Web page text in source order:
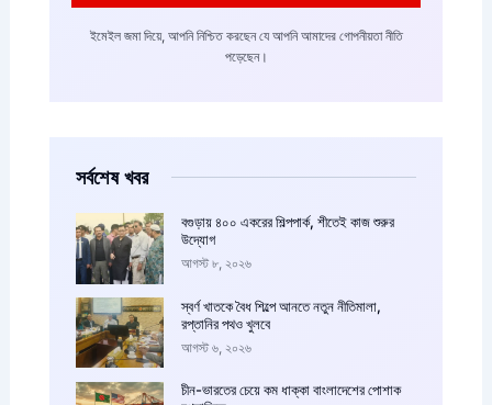
ইমেইল জমা দিয়ে, আপনি নিশ্চিত করছেন যে আপনি আমাদের গোপনীয়তা নীতি
পড়েছেন।
সর্বশেষ খবর
বগুড়ায় ৪০০ একরের শিল্পপার্ক, শীতেই কাজ শুরুর
উদ্যোগ
আগস্ট ৮, ২০২৬
স্বর্ণ খাতকে বৈধ শিল্পে আনতে নতুন নীতিমালা,
রপ্তানির পথও খুলবে
আগস্ট ৬, ২০২৬
চীন-ভারতের চেয়ে কম ধাক্কা বাংলাদেশের পোশাক